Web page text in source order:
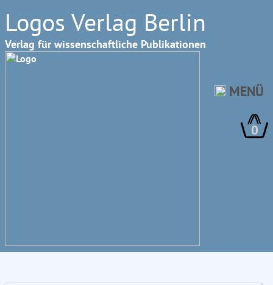
Logos Verlag Berlin
Verlag für wissenschaftliche Publikationen
0
MENÜ